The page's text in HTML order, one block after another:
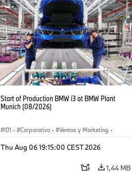
Start of Production BMW i3 at BMW Plant
Munich (08/2026)
I01 · Corporativo · Ventas y Marketing ·
Thu Aug 06 19:15:00 CEST 2026
1,44 MB